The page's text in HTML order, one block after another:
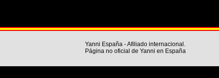
Yanni España - Afiliado internacional.
Página no oficial de Yanni en España